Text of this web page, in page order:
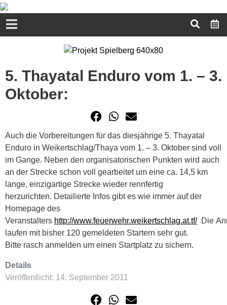
5. Thayatal Enduro vom 1. – 3.
Oktober:
Auch die Vorbereitungen für das diesjährige 5. Thayatal
Enduro in Weikertschlag/Thaya vom 1. – 3. Oktober sind voll
im Gange. Neben den organisatorischen Punkten wird auch
an der Strecke schon voll gearbeitet um eine ca. 14,5 km
lange, einzigartige Strecke wieder rennfertig
herzurichten. Detailierte Infos gibt es wie immer auf der
Homepage des
Veranstalters http://www.feuerwehr.weikertschlag.at.tf/Die
laufen mit bisher 120 gemeldeten Startern sehr gut.
Bitte rasch anmelden um einen Startplatz zu sichern.
Details
Veröffentlicht: 14. September 2011